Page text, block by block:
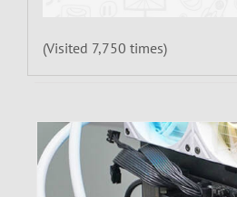
(Visited 7,750 times)